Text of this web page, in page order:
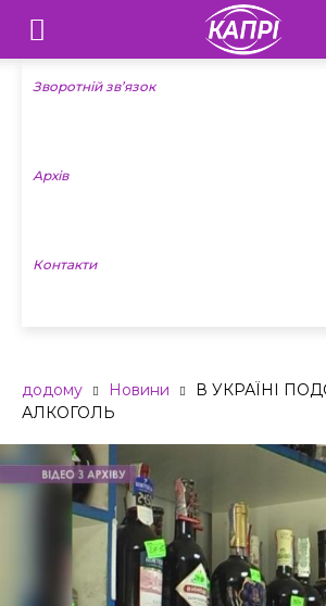
Телебачення
«Капрі»
Новини
Зворотній зв’язок
Архів
Контакти
додому Новини
В УКРАЇНІ
АЛКОГОЛЬ